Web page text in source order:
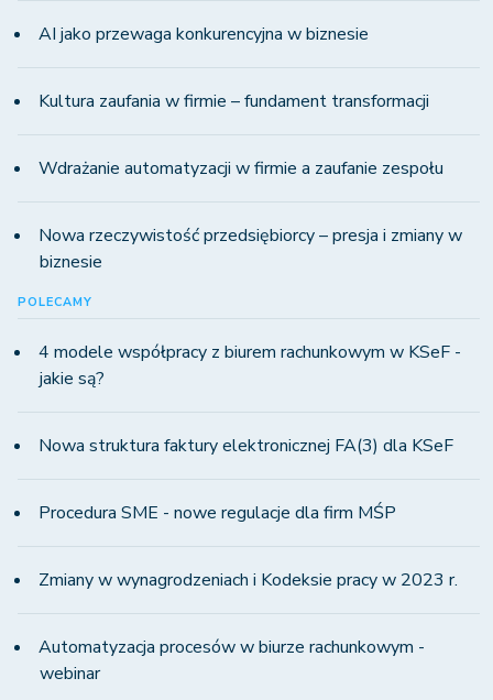
AI jako przewaga konkurencyjna w biznesie
Kultura zaufania w firmie – fundament transformacji
Wdrażanie automatyzacji w firmie a zaufanie zespołu
Nowa rzeczywistość przedsiębiorcy – presja i zmiany w
biznesie
POLECAMY
4 modele współpracy z biurem rachunkowym w KSeF -
jakie są?
Nowa struktura faktury elektronicznej FA(3) dla KSeF
Procedura SME - nowe regulacje dla firm MŚP
Zmiany w wynagrodzeniach i Kodeksie pracy w 2023 r.
Automatyzacja procesów w biurze rachunkowym -
webinar